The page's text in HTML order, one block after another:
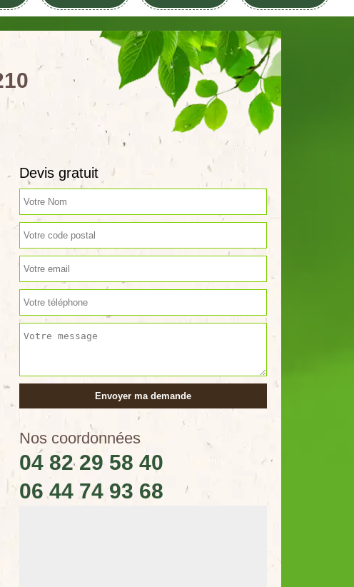
Devis gratuit
Nos coordonnées
04 82 29 58 40
06 44 74 93 68